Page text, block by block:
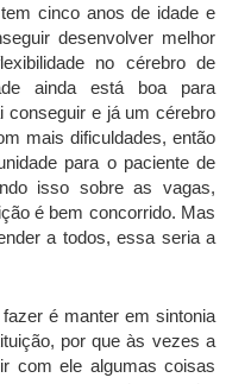
cinco anos de idade e
desenvolver melhor
no cérebro de
ainda está boa para
conseguir e já um cérebro
mais dificuldades, então
para o paciente de
isso sobre as vagas,
é bem concorrido. Mas
a todos, essa seria a
é manter em sintonia
por que às vezes a
com ele algumas coisas